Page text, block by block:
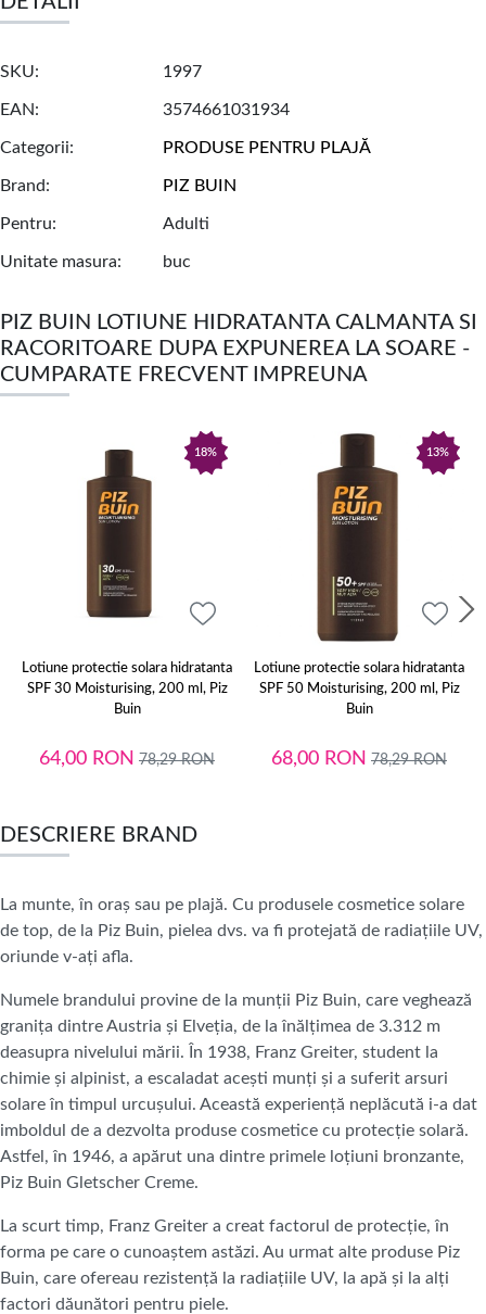
SKU 1997
EAN 3574661031934
Categorii PRODUSE PENTRU PLAJĂ
Brand PIZ BUIN
Pentru Adulti
Unitate masura buc
PIZ BUIN LOTIUNE HIDRATANTA CALMANTA SI
RACORITOARE DUPA EXPUNEREA LA SOARE -
CUMPARATE FRECVENT IMPREUNA
18%
Lotiune protectie solara hidratanta
SPF 30 Moisturising, 200 ml, Piz
Buin
64,00 RON 78,29RON
13%
Lotiune protectie solara hidratanta
SPF 50 Moisturising, 200 ml, Piz
Buin
68,00 RON 78,29RON
DESCRIERE BRAND
La munte, în oraș sau pe plajă. Cu produsele cosmetice solare
de top, de la Piz Buin, pielea dvs. va fi protejată de radiațiile UV,
oriunde v-ați afla.
Numele brandului provine de la munții Piz Buin, care veghează
granița dintre Austria și Elveția, de la înălțimea de 3.312 m
deasupra nivelului mării. În 1938, Franz Greiter, student la
chimie și alpinist, a escaladat acești munți și a suferit arsuri
solare în timpul urcușului. Această experiență neplăcută i-a dat
imboldul de a dezvolta produse cosmetice cu protecție solară.
Astfel, în 1946, a apărut una dintre primele loțiuni bronzante,
Piz Buin Gletscher Creme.
La scurt timp, Franz Greiter a creat factorul de protecție, în
forma pe care o cunoaștem astăzi. Au urmat alte produse Piz
Buin, care ofereau rezistență la radiațiile UV, la apă și la alți
factori dăunători pentru piele.